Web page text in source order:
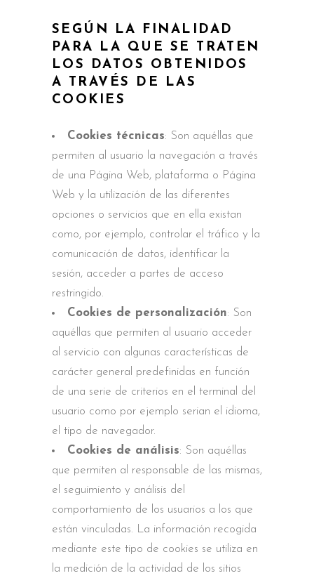
SEGÚN LA FINALIDAD
PARA LA QUE SE TRATEN
LOS DATOS OBTENIDOS
A TRAVÉS DE LAS
COOKIES
Cookies técnicas: Son aquéllas que
permiten al usuario la navegación a través
de una Página Web, plataforma o Página
Web y la utilización de las diferentes
opciones o servicios que en ella existan
como, por ejemplo, controlar el tráfico y la
comunicación de datos, identificar la
sesión, acceder a partes de acceso
restringido.
Cookies de personalización: Son
aquéllas que permiten al usuario acceder
al servicio con algunas características de
carácter general predefinidas en función
de una serie de criterios en el terminal del
usuario como por ejemplo serian el idioma,
el tipo de navegador.
Cookies de análisis: Son aquéllas
que permiten al responsable de las mismas,
el seguimiento y análisis del
comportamiento de los usuarios a los que
están vinculadas. La información recogida
mediante este tipo de cookies se utiliza en
la medición de la actividad de los sitios